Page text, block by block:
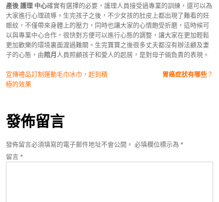
產後 護理 中心確實有選擇的必要，護理人員接受過專業的訓練，還可以為
大家進行心理疏導。生完孩子之後，不少女孩的肚皮上都出現了難看的妊
娠紋，不僅帶來身體上的壓力，同時也讓大家的心情飽受折磨，這時候可
以與專業中心合作，很快對方便可以進行心態的調整，讓大家在更加輕鬆
更加歡樂的環境裏面渡過難關。生完寶寶之後很多丈夫都沒有辦法顧及妻
子的心態，由陪月人員照顧孩子和愛人的起居，是對母子倆負責的表現。
文
章
導
覽
宣傳禮品訂制運動毛巾冰巾，起到積
極的效果
胃癌症狀有哪些？
發佈留言
發佈留言必須填寫的電子郵件地址不會公開。 必填欄位標示為 *
留言 *